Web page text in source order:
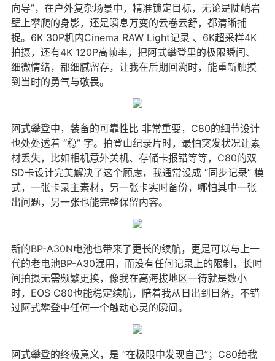
向导”，在户外复杂场景中，精准锁定目标，无论是陡峭岩
壁上攀爬的身影，还是瞬息万变的云卷云舒，都清晰捕
捉。6K 30P机内Cinema RAW Light记录 、6K超采样4K
拍摄，还有4K 120P高帧率，把阿式攀登里的极限瞬间、
细微情绪，都细腻留存，让我在后期回溯时，能重新触摸
到当时的勇气与敬畏。
阿式攀登中，装备的可靠性比 非常重要，C80的细节设计
也处处透着 “稳” 字。拍登山纪录片时，最怕突发状况让素
材丢失，比如相机意外关机、存储卡报错等等，C80的双
SD卡设计完美解决了这个顾虑，我通常设成 “同步记录” 模
式，一张卡录主素材，另一张卡实时备份，哪怕其中一张
出问题，另一张也能完整保留内容。
新的BP-A30N电池也带来了更长的续航，更是可以与上一
代的老电池BP-A30混用，而没有任何记录上的限制，长时
间拍摄无需频繁更换，像我在高海拔地区一待就是数小
时，EOS C80也能稳定续航，陪着我从日出到日落，不错
过阿式攀登中任何一个触动心灵的瞬间。
阿式攀登的终极意义，是 “在极限中发现自己”；C80给我